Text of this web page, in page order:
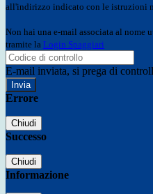
all'indirizzo indicato con le istruzioni
Non hai una e-mail associata al nome
tramite la Login Spaggiari
E-mail inviata, si prega di
Errore
Chiudi
Successo
Chiudi
Informazione